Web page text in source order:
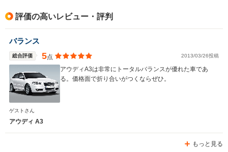
駆動方式 FF
評価の高いレビュー・評判
バランス
総合評価 5点 2013/03/26投稿
アウディA3は非常にトータルバランスが優れた車であ
る。価格面で折り合いがつくならぜひ。
ゲストさん
アウディ A3
もっと見る